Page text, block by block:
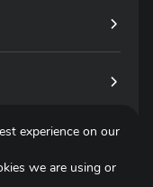
experience on our
we are using or